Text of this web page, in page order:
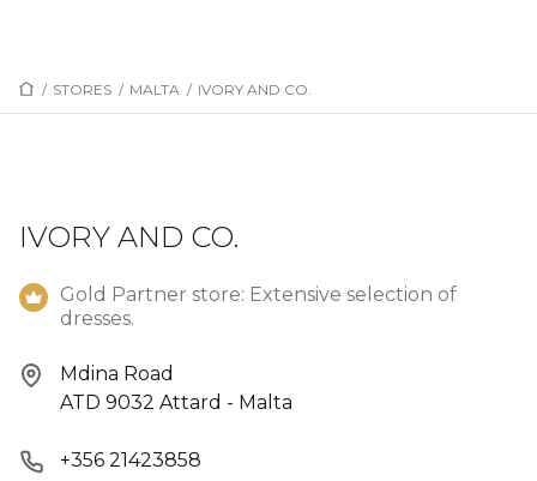
/ STORES / MALTA / IVORY AND CO.
IVORY AND CO.
Gold Partner store: Extensive selection of
dresses.
Mdina Road
ATD 9032 Attard - Malta
+356 21423858